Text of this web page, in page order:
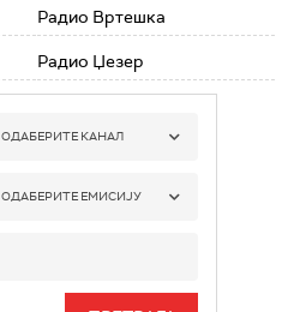
Радио Вртешка
Радио Џезер
ОДАБЕРИТЕ КАНАЛ
РАДИО БЕОГРАД 1
РАДИО БЕОГРАД 3
ОДАБЕРИТЕ ЕМИСИЈУ